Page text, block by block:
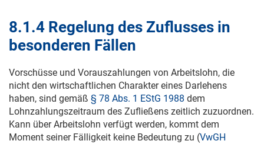
8.1.4 Regelung des Zuflusses in
besonderen Fällen
Vorschüsse und Vorauszahlungen von Arbeitslohn, die
nicht den wirtschaftlichen Charakter eines Darlehens
haben, sind gemäß § 78 Abs. 1 EStG 1988 dem
Lohnzahlungszeitraum des Zufließens zeitlich zuzuordnen.
Kann über Arbeitslohn verfügt werden, kommt dem
Moment seiner Fälligkeit keine Bedeutung zu (VwGH